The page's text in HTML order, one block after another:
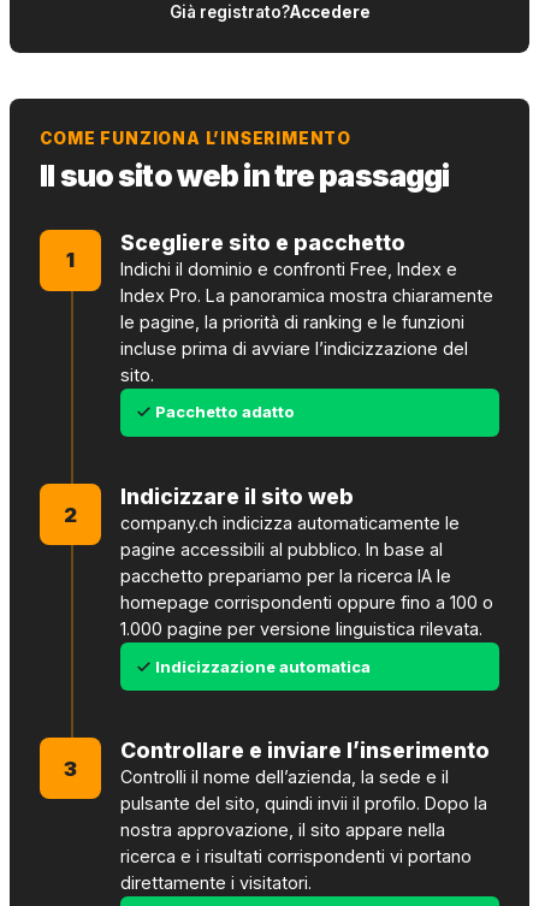
Già registrato?Accedere
COME FUNZIONA L’INSERIMENTO
Il suo sito web in tre passaggi
1
Scegliere sito e pacchetto
Indichi il dominio e confronti Free, Index e
Index Pro. La panoramica mostra chiaramente
le pagine, la priorità di ranking e le funzioni
incluse prima di avviare l’indicizzazione del
sito.
Pacchetto adatto
2
Indicizzare il sito web
company.ch indicizza automaticamente le
pagine accessibili al pubblico. In base al
pacchetto prepariamo per la ricerca IA le
homepage corrispondenti oppure fino a 100 o
1.000 pagine per versione linguistica rilevata.
Indicizzazione automatica
3
Controllare e inviare l’inserimento
Controlli il nome dell’azienda, la sede e il
pulsante del sito, quindi invii il profilo. Dopo la
nostra approvazione, il sito appare nella
ricerca e i risultati corrispondenti vi portano
direttamente i visitatori.